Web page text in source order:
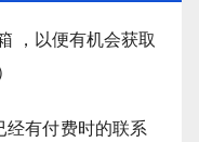
，以便有机会获取
有付费时的联系